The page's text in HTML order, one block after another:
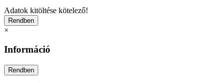
Adatok kitöltése kötelező!
×
Információ